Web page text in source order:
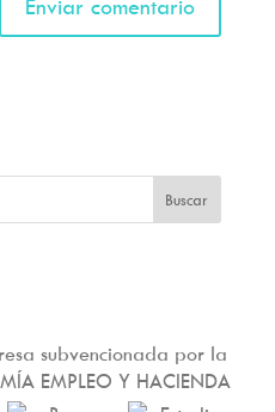
subvencionada por la
EMPLEO Y HACIENDA